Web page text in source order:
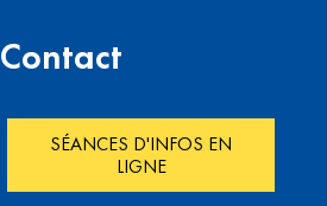
Contact
SÉANCES D'INFOS EN
LIGNE